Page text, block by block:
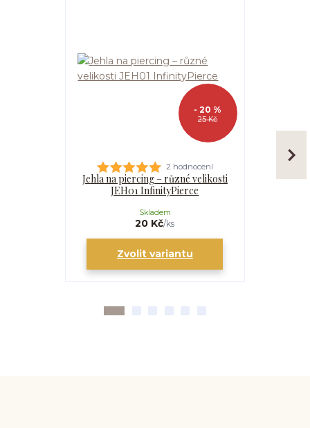
25 Kč
- 20 %
2 hodnocení
Jehla na piercing – různé velikosti
JEH01 InfinityPierce
20 Kč/ks
Skladem
Zvolit variantu